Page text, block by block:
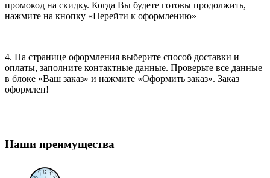
промокод на скидку. Когда Вы будете готовы продолжить,
нажмите на кнопку «Перейти к оформлению»
4. На странице оформления выберите способ доставки и
оплаты, заполните контактные данные. Проверьте все данные
в блоке «Ваш заказ» и нажмите «Оформить заказ». Заказ
оформлен!
Наши преимущества